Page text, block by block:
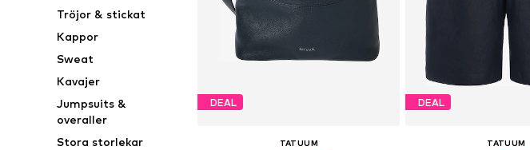
Tröjor & stickat
Kappor
Sweat
Kavajer
Jumpsuits &
overaller
Stora storlekar
DEAL
TATUUM
DEAL
TATUUM